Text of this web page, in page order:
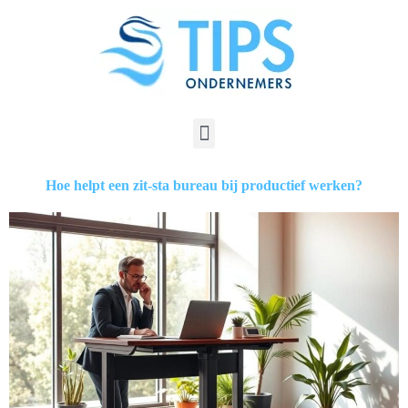
Hoe helpt een zit-sta bureau bij productief werken?